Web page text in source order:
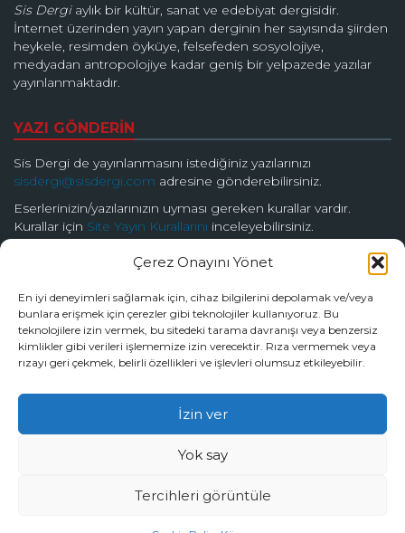
Çerez Onayını Yönet
En iyi deneyimleri sağlamak için, cihaz bilgilerini depolamak ve/veya
bunlara erişmek için çerezler gibi teknolojiler kullanıyoruz. Bu
teknolojilere izin vermek, bu sitedeki tarama davranışı veya benzersiz
kimlikler gibi verileri işlememize izin verecektir. Rıza vermemek veya
rızayı geri çekmek, belirli özellikleri ve işlevleri olumsuz etkileyebilir.
İzin ver
Yok say
Tercihleri görüntüle
Sis Dergiaylık bir kültür, sanat ve edebiyat dergisidir.
İnternet üzerinden yayın yapan derginin her sayısında şiirden
heykele, resimden öyküye, felsefeden sosyolojiye,
medyadan antropolojiye kadar geniş bir yelpazede yazılar
yayınlanmaktadır.
YAZI GÖNDERİN
Sis Dergi de yayınlanmasını istediğiniz yazılarınızı
sisdergi@sisdergi.com adresine gönderebilirsiniz.
Eserlerinizin/yazılarınızın uyması gereken kurallar vardır.
Kurallar için Site Yayın Kurallarını inceleyebilirsiniz.
BİZİ TAKİP EDİN
© 2026 Sis Dergi | Ardında Güzellik Saklar
Tüm hakları Sis Dergi’ye aittir.
by Burak Dalyanda